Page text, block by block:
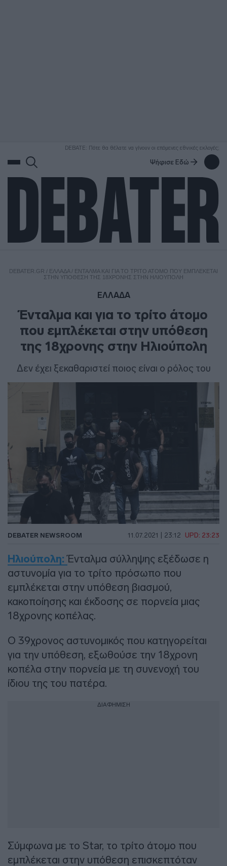
DEBATE: Πότε θα θέλατε να γίνουν οι επόμενες εθνικές εκλογές;
Ψήφισε Εδώ
DEBATER.GR / ΕΛΛΑΔΑ/ ΈΝΤΑΛΜΑ ΚΑΙ ΓΙΑ ΤΟ ΤΡΊΤΟ ΆΤΟΜΟ ΠΟΥ ΕΜΠΛΈΚΕΤΑΙ
ΣΤΗΝ ΥΠΌΘΕΣΗ ΤΗΣ 18ΧΡΟΝΗΣ ΣΤΗΝ ΗΛΙΟΎΠΟΛΗ
ΕΛΛΑΔΑ
Ένταλμα και για το τρίτο άτομο
που εμπλέκεται στην υπόθεση
της 18χρονης στην Ηλιούπολη
Δεν έχει ξεκαθαριστεί ποιος είναι ο ρόλος του
DEBATER NEWSROOM 11.07.2021 | 23:12 UPD: 23:23
Ηλιούπολη: Ένταλμα σύλληψης εξέδωσε η
αστυνομία για το τρίτο πρόσωπο που
εμπλέκεται στην υπόθεση βιασμού,
κακοποίησης και έκδοσης σε πορνεία μιας
18χρονης κοπέλας.
Ο 39χρονος αστυνομικός που κατηγορείται
για την υπόθεση, εξωθούσε την 18χρονη
κοπέλα στην πορνεία με τη συνενοχή του
ίδιου της του πατέρα.
ΔΙΑΦΗΜΙΣΗ
Σύμφωνα με το Star, το τρίτο άτομο που
εμπλέκεται στην υπόθεση επισκεπτόταν